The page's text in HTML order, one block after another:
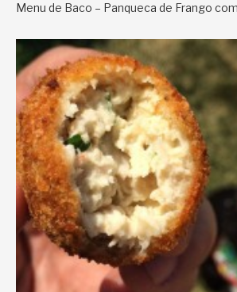
Menu de Baco – Panqueca de Frango